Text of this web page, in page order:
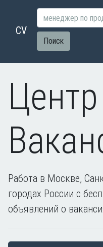
CV
Поиск
Центр
Работа в Москве,
городах России с
объявлений о